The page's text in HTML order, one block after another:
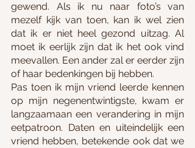
gewend. Als ik nu naar foto’s van
mezelf kijk van toen, kan ik wel zien
dat ik er niet heel gezond uitzag. Al
moet ik eerlijk zijn dat ik het ook vind
meevallen. Een ander zal er eerder zijn
of haar bedenkingen bij hebben.
Pas toen ik mijn vriend leerde kennen
op mijn negenentwintigste, kwam er
langzaamaan een verandering in mijn
eetpatroon. Daten en uiteindelijk een
vriend hebben, betekende ook dat we